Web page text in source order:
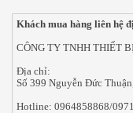
Khách mua hàng liên hệ
CÔNG TY TNHH THIẾT
Địa chỉ:
Số 399 Nguyễn Đức
Hotline: 0964858868/